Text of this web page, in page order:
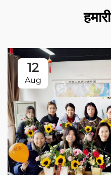
12
Aug